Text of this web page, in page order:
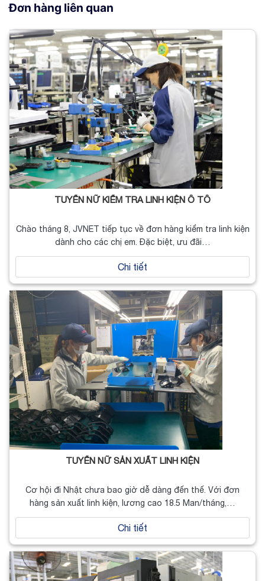
Đơn hàng liên quan
TUYỂN NỮ KIỂM TRA LINH KIỆN Ô TÔ
Chào tháng 8, JVNET tiếp tục về đơn hàng kiểm tra linh kiện
dành cho các chị em. Đặc biệt, ưu đãi…
Chi tiết
TUYỂN NỮ SẢN XUẤT LINH KIỆN
Cơ hội đi Nhật chưa bao giờ dễ dàng đến thế. Với đơn
hàng sản xuất linh kiện, lương cao 18.5 Man/tháng,…
Chi tiết